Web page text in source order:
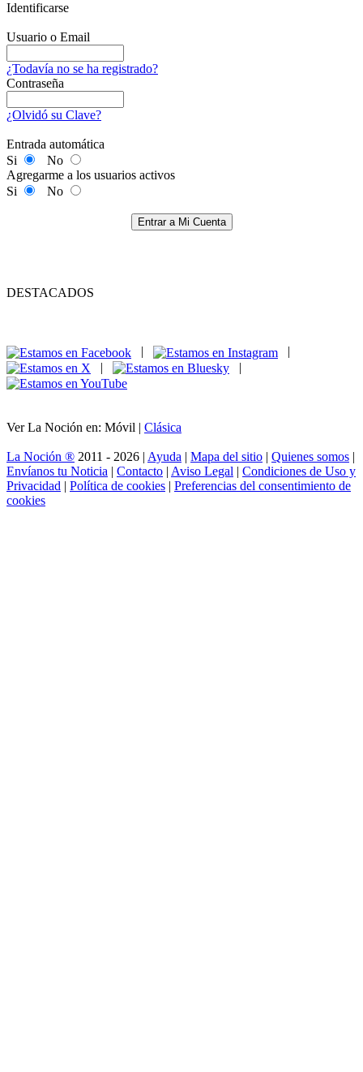
Identificarse
Usuario o Email
¿Todavía no se ha registrado?
Contraseña
¿Olvidó su Clave?
Entrada automática
Si
No
Agregarme a los usuarios activos
Si
No
Entrar a Mi Cuenta
DESTACADOS
|
|
Ver La Noción en: Móvil | Clásica
La Noción ® 2011 - 2026 | Ayuda | Mapa del sitio | Quienes somos |
Envíanos tu Noticia | Contacto | Aviso Legal | Condiciones de Uso y
Privacidad | Política de cookies | Preferencias del consentimiento de
cookies